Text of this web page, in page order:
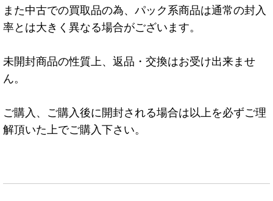
また中古での買取品の為、パック系商品は通常の封入
率とは大きく異なる場合がございます。
未開封商品の性質上、返品・交換はお受け出来ませ
ん。
ご購入、ご購入後に開封される場合は以上を必ずご理
解頂いた上でご購入下さい。